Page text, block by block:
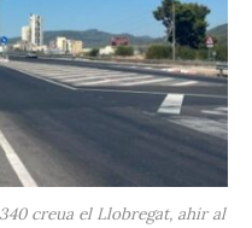
creua el Llobregat, ahir al